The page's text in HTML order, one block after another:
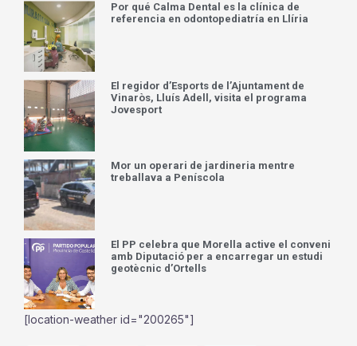
Por qué Calma Dental es la clínica de
referencia en odontopediatría en Llíria
El regidor d’Esports de l’Ajuntament de
Vinaròs, Lluís Adell, visita el programa
Jovesport
Mor un operari de jardineria mentre
treballava a Peníscola
El PP celebra que Morella active el conveni
amb Diputació per a encarregar un estudi
geotècnic d’Ortells
[location-weather id="200265"]